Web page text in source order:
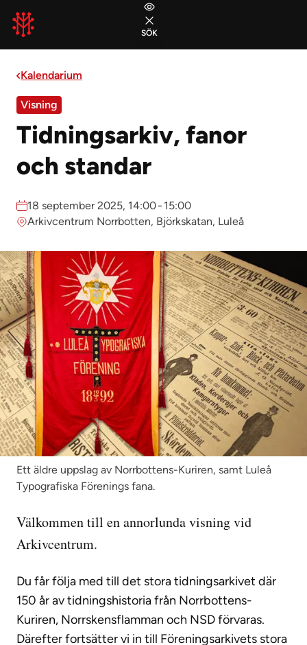
SÖK
Kalendarium
Tidningsarkiv, fanor
och standar
Visning
Datum:
18 september 2025, 14:00- 15:00
Plats:
Arkivcentrum Norrbotten, Björkskatan, Luleå
Ett äldre uppslag av Norrbottens-Kuriren, samt Luleå
Typografiska Förenings fana.
Välkommen till en annorlunda visning vid
Arkivcentrum.
Du får följa med till det stora tidningsarkivet där
150 år av tidningshistoria från Norrbottens-
Kuriren, Norrskensflamman och NSD förvaras.
Därefter fortsätter vi in till Föreningsarkivets stora